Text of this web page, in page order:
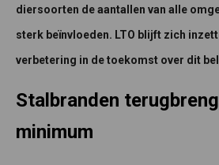
diersoorten de aantallen van alle
sterk beïnvloeden. LTO blijft zich
verbetering in de toekomst over dit
Stalbranden
minimum